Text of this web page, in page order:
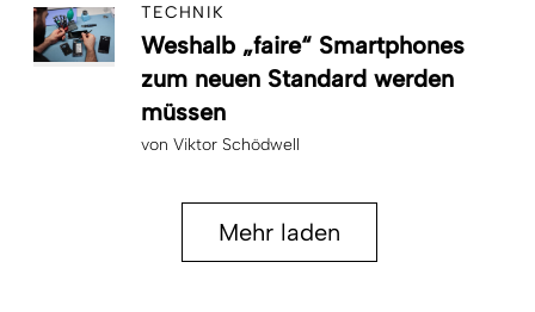
TECHNIK
Weshalb „faire“ Smartphones
zum neuen Standard werden
müssen
von Viktor Schödwell
Mehr laden